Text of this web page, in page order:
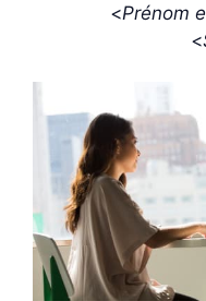
<Prénom
<